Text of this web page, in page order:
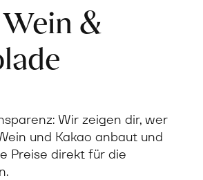
&
Wir zeigen dir, wer
und Kakao anbaut und
Preise direkt für die